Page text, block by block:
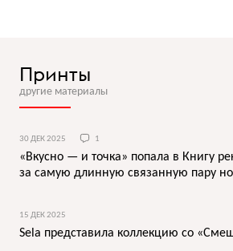
Принты
другие материалы
30 ДЕК 2025 1
«Вкусно — и точка» попала в Книгу
за самую длинную связанную пару
15 ДЕК 2025
Sela представила коллекцию со